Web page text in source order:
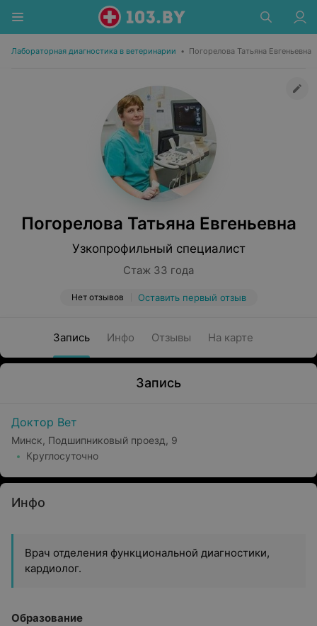
Лабораторная диагностика в ветеринарии • Погорелова Татьяна Евгеньевна
Погорелова Татьяна Евгеньевна
Узкопрофильный специалист
Стаж 33 года
Нет отзывов Оставить первый отзыв
Запись Инфо Отзывы На карте
Запись
Доктор Вет
Минск, Подшипниковый проезд, 9
Круглосуточно
Инфо
Врач отделения функциональной диагностики,
кардиолог.
Образование